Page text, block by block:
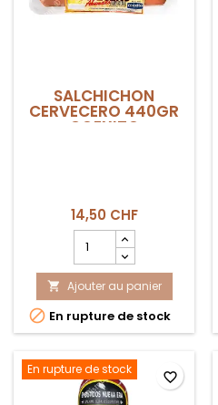
SALCHICHON
CERVECERO 440GR
COEXITO
14,50 CHF
quantité
du
produit
SALCHICHON
CERVECERO
440gr
 Ajouter au panier
 En rupture de stock
En rupture de stock favorite_border